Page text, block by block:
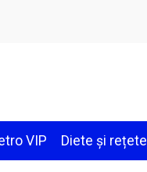
VIP Diete și rețete